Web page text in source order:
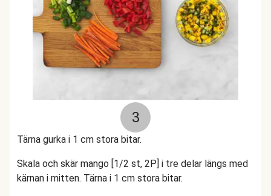
3
Tärna gurka i 1 cm stora bitar.
Skala och skär mango [1/2 st, 2P] i tre delar längs med
kärnan i mitten. Tärna i 1 cm stora bitar.